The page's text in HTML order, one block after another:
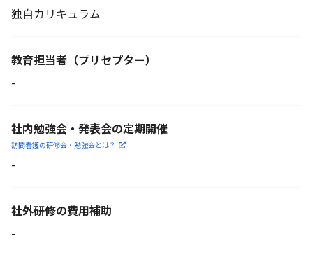
独自カリキュラム
教育担当者 （プリセプター）
-
社内勉強会・発表会の定期開催
訪問看護の研修会・勉強会とは？
-
社外研修の費用補助
-